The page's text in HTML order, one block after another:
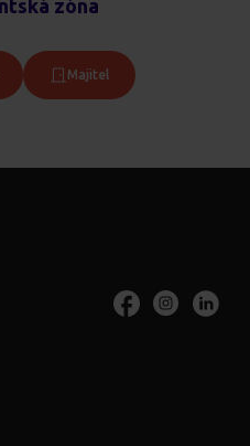
zóna
Majitel